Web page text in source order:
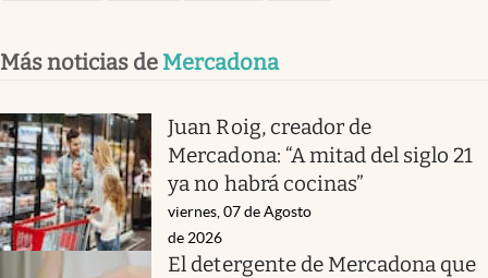
Más noticias de Mercadona
Juan Roig, creador de
Mercadona: “A mitad del siglo 21
ya no habrá cocinas”
viernes, 07 de Agosto
de 2026
El detergente de Mercadona que